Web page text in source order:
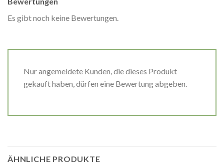
Es gibt noch keine Bewertungen.
Nur angemeldete Kunden, die dieses Produkt
gekauft haben, dürfen eine Bewertung abgeben.
ÄHNLICHE PRODUKTE